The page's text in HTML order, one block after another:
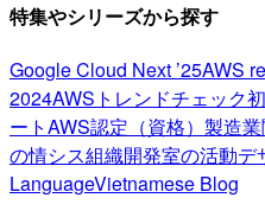
特集やシリーズから探す
Google Cloud Next ’25AWS
2024AWSトレンドチェック
ートAWS認定（資格） 製造
の情シス組織開発室の活動デ
LanguageVietnamese Blog